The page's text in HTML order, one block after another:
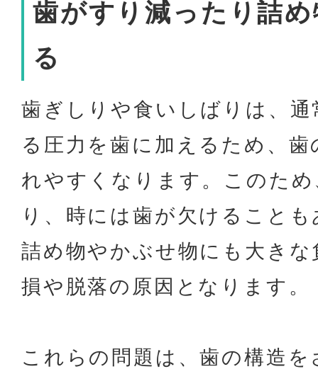
歯がすり減ったり詰
る
歯ぎしりや食いしばりは、
る圧力を歯に加えるため、
れやすくなります。このた
り、時には歯が欠けること
詰め物やかぶせ物にも大き
損や脱落の原因となります。
これらの問題は、歯の構造